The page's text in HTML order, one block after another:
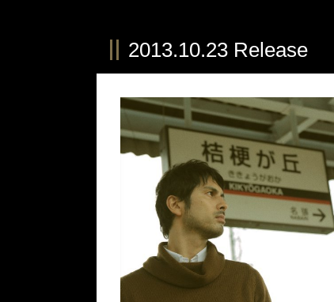
2013.10.23 Release